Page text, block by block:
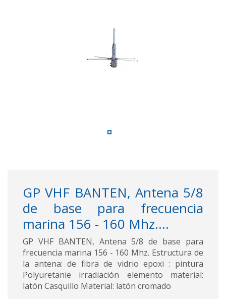
GP VHF BANTEN, Antena 5/8
de base para frecuencia
marina 156 - 160 Mhz....
GP VHF BANTEN, Antena 5/8 de base para
frecuencia marina 156 - 160 Mhz. Estructura de
la antena: de fibra de vidrio epoxi : pintura
Polyuretanie irradiación elemento material:
latón Casquillo Material: latón cromado